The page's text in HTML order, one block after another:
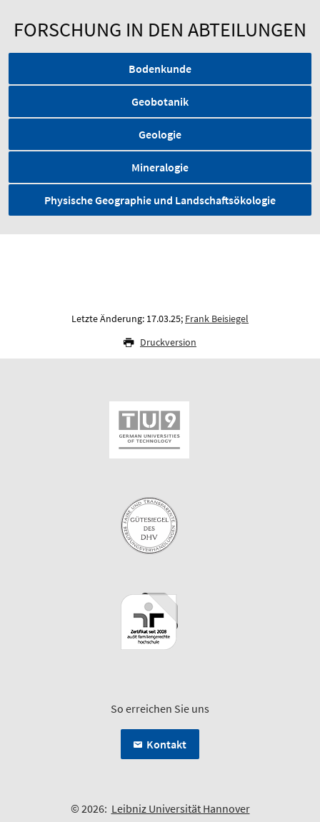
FORSCHUNG IN DEN ABTEILUNGEN
Bodenkunde
Geobotanik
Geologie
Mineralogie
Physische Geographie und Landschaftsökologie
Letzte Änderung: 17.03.25; Frank Beisiegel
Druckversion
So erreichen Sie uns
Kontakt
© 2026: Leibniz Universität Hannover